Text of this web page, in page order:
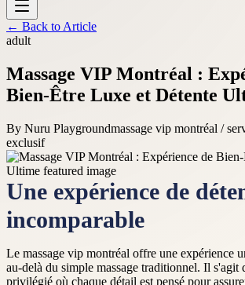
← Back to Article
adult
Massage VIP Montréal :
Bien-Être Luxe et Détente
By Nuru Playgroundmassage vip montréal /
exclusif
Une expérience de
incomparable
Le massage vip montréal offre une expérience
au-delà du simple massage traditionnel. Il s'agit
privilégié où chaque détail est pensé pour